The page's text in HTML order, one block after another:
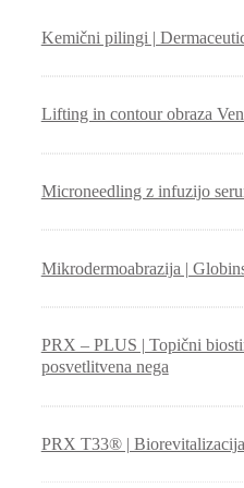
Kemični pilingi |
Lifting in contour obraza
Microneedling z infuzijo
Mikrodermoabrazija |
PRX – PLUS | Topični
posvetlitvena nega
PRX T33® |